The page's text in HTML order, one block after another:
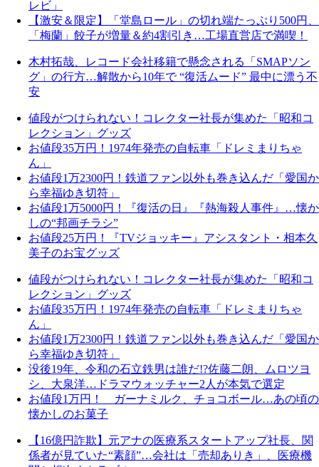
レビ」
【激安＆限定】「堂島ロール」の切れ端たっぷり500円、
「梅蘭」餃子が増量＆約4割引き…工場直営店で満喫！
木村拓哉、レコード会社移籍で懸念される「SMAPソン
グ」の行方…解散から10年で “復活ムード” 最中に漂う不
安
値段がつけられない！コレクター社長が集めた「昭和コ
レクション」グッズ
お値段35万円！1974年発売の自転車「ドレミまりちゃ
ん」
お値段1万2300円！鉄道ファン以外も巻き込んだ「愛国か
ら幸福ゆき切符」
お値段1万5000円！『復活の日』『熱海殺人事件』…懐か
しの“邦画チラシ”
お値段25万円！『TVジョッキー』アシスタント・相本久
美子のお宝グッズ
値段がつけられない！コレクター社長が集めた「昭和コ
レクション」グッズ
お値段35万円！1974年発売の自転車「ドレミまりちゃ
ん」
お値段1万2300円！鉄道ファン以外も巻き込んだ「愛国か
ら幸福ゆき切符」
没後19年、令和の石立鉄男は誰だ!?佐藤二朗、ムロツヨ
シ、大泉洋…ドラマウォッチャー2人が本気で選定
お値段1万円！ ガーナミルク、チョコボール…あの頃の
懐かしのお菓子
【16億円詐欺】元アナの医療系スタートアップ社長、関
係者が見ていた“素顔”…会社は「売却ありき」、医療機